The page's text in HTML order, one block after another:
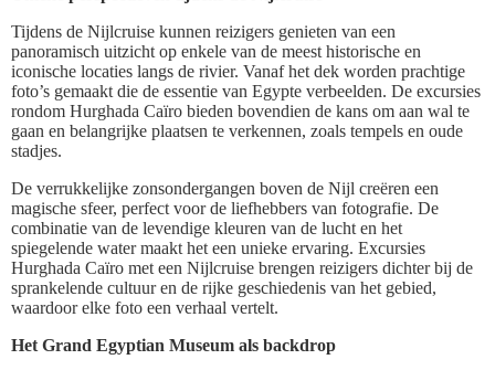
Tijdens de Nijlcruise kunnen reizigers genieten van een
panoramisch uitzicht op enkele van de meest historische en
iconische locaties langs de rivier. Vanaf het dek worden prachtige
foto’s gemaakt die de essentie van Egypte verbeelden. De excursies
rondom Hurghada Caïro bieden bovendien de kans om aan wal te
gaan en belangrijke plaatsen te verkennen, zoals tempels en oude
stadjes.
De verrukkelijke zonsondergangen boven de Nijl creëren een
magische sfeer, perfect voor de liefhebbers van fotografie. De
combinatie van de levendige kleuren van de lucht en het
spiegelende water maakt het een unieke ervaring. Excursies
Hurghada Caïro met een Nijlcruise brengen reizigers dichter bij de
sprankelende cultuur en de rijke geschiedenis van het gebied,
waardoor elke foto een verhaal vertelt.
Het Grand Egyptian Museum als backdrop